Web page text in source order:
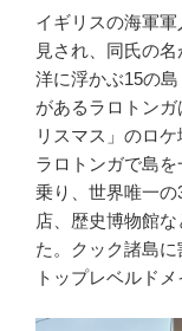
イギリスの海軍
見され、同氏の
洋に浮かぶ15の
があるラロトン
リスマス」のロ
ラロトンガで島
乗り、世界唯一
店、歴史博物館
た。クック諸島
トップレベルド